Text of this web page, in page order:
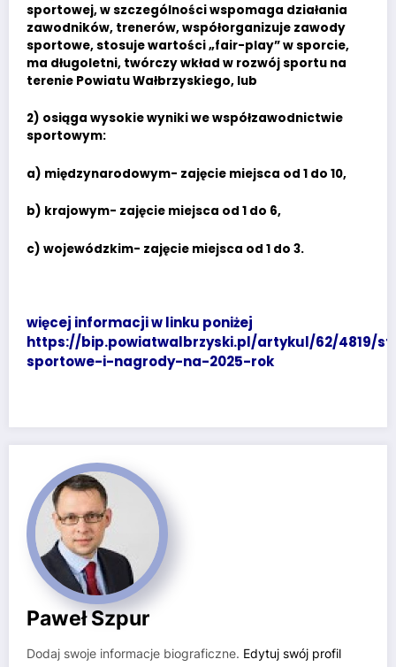
sportowej, w szczególności wspomaga działania
zawodników, trenerów, współorganizuje zawody
sportowe, stosuje wartości „fair-play” w sporcie,
ma długoletni, twórczy wkład w rozwój sportu na
terenie Powiatu Wałbrzyskiego, lub
2) osiąga wysokie wyniki we współzawodnictwie
sportowym:
a) międzynarodowym- zajęcie miejsca od 1 do 10,
b) krajowym- zajęcie miejsca od 1 do 6,
c) wojewódzkim- zajęcie miejsca od 1 do 3.
więcej informacji w linku poniżej
https://bip.powiatwalbrzyski.pl/artykul/62/4819/
sportowe-i-nagrody-na-2025-rok
Paweł Szpur
Dodaj swoje informacje biograficzne. Edytuj swój profil